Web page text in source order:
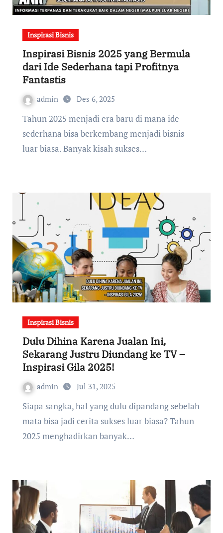
Inspirasi Bisnis
Inspirasi Bisnis 2025 yang Bermula
dari Ide Sederhana tapi Profitnya
Fantastis
admin Des 6, 2025
Tahun 2025 menjadi era baru di mana ide
sederhana bisa berkembang menjadi bisnis
luar biasa. Banyak kisah sukses…
Inspirasi Bisnis
Dulu Dihina Karena Jualan Ini,
Sekarang Justru Diundang ke TV –
Inspirasi Gila 2025!
admin Jul 31, 2025
Siapa sangka, hal yang dulu dipandang sebelah
mata bisa jadi cerita sukses luar biasa? Tahun
2025 menghadirkan banyak…